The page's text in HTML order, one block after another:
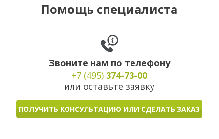
Помощь специалиста
Звоните нам по телефону
+7 (495) 374-73-00
или оставьте заявку
ПОЛУЧИТЬ КОНСУЛЬТАЦИЮ ИЛИ СДЕЛАТЬ ЗАКАЗ